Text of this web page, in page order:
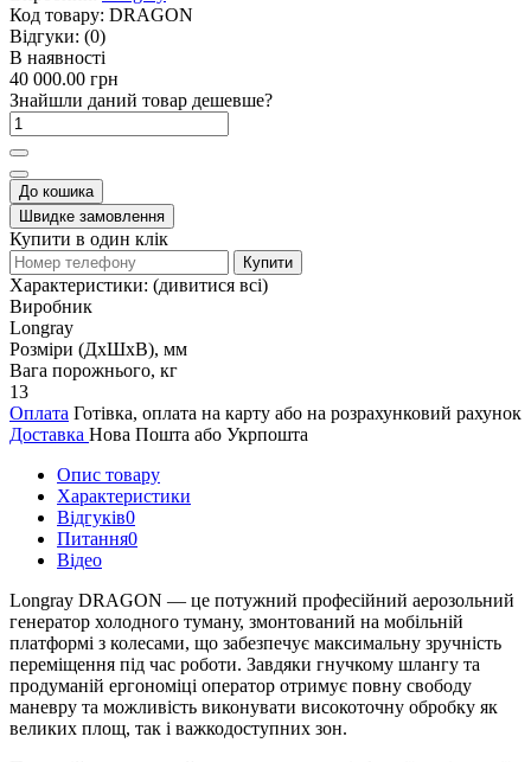
Код товару: DRAGON
Відгуки: (0)
В наявності
40 000.00 грн
Знайшли даний товар дешевше?
До кошика
Швидке замовлення
Купити в один клік
Купити
Характеристики: (дивитися всі)
Виробник
Longray
Розміри (ДxШxВ), мм
Вага порожнього, кг
13
Оплата Готівка, оплата на карту або на розрахунковий рахунок
Доставка Нова Пошта або Укрпошта
Опис товару
Характеристики
Відгуків0
Питання0
Відео
Longray DRAGON — це потужний професійний аерозольний
генератор холодного туману, змонтований на мобільній
платформі з колесами, що забезпечує максимальну зручність
переміщення під час роботи. Завдяки гнучкому шлангу та
продуманій ергономіці оператор отримує повну свободу
маневру та можливість виконувати високоточну обробку як
великих площ, так і важкодоступних зон.